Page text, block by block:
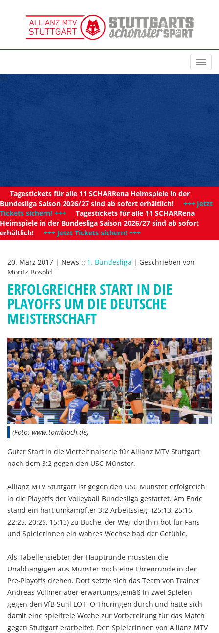
11
Tagestickets für alle 11 SCHARRena Heimspiele in der
Bundesliga Saison 2026/27 sind ab sofort erhältlich! +++ Jetzt
Tickets sichern! +++ Tagestickets für alle 11 SCHARRena
Heimspiele in der Bundesliga Saison 2026/27 sind ab sofort
erhältlich! +++ Jetzt Tickets sichern! +++
20. März 2017 | News :: 1. Bundesliga | Geschrieben von
Moritz Bosold
ERFOLGREICHER START IN DIE
PLAYOFFS UM DIE DEUTSCHE
MEISTERSCHAFT
(Foto: www.tombloch.de)
Guter Start in die Viertelfinalserie für Allianz MTV Stuttgart
nach dem 3:2 gegen den USC Münster.
Allianz MTV Stuttgart ist gegen den USC Münster erfolgreich
in die Playoffs der Volleyball Bundesliga gestartet. Am Ende
stand ein hart umkämpfter 3:2-Arbeitssieg -(25:13, 25:15,
22:25, 20:25, 15:13) zu Buche, der Weg dorthin bot für Fans
und Spielerinnen ein wahres Wechselbad der Gefühle.
Als Tabellensiebter der Hauptrunde mussten die
Unabhängigen aus Münster noch eine Ehrenrunde in den
Pre-Playoffs drehen. Dort setzte sich das Team von Trainer
Andreas Vollmer aber erwartungsgemäß in zwei Spielen
gegen den VfB Suhl LOTTO Thüringen durch und hatte sich
damit eine spielfreie Woche zur Vorbereitung für das Match
gegen Stuttgart erarbeitet. Den Spielerinnen von Allianz MTV